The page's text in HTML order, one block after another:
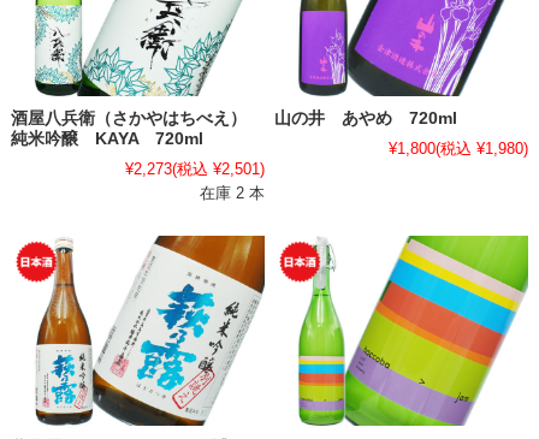
酒屋八兵衛（さかやはちべえ）
純米吟醸 KAYA 720ml
¥2,273(税込 ¥2,501)
在庫 2 本
山の井 あやめ 720ml
¥1,800(税込 ¥1,980)